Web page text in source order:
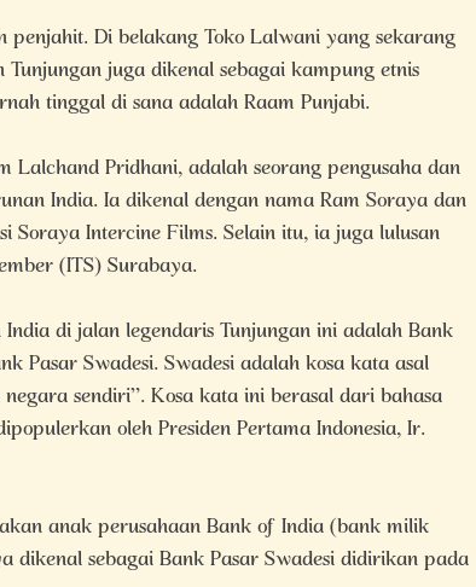
Di belakang Toko Lalwani yang sekarang
juga dikenal sebagai kampung etnis
tinggal di sana adalah Raam Punjabi.
Lalchand Pridhani, adalah seorang pengusaha dan
India. Ia dikenal dengan nama Ram Soraya dan
Intercine Films. Selain itu, ia juga lulusan
(ITS) Surabaya.
di jalan legendaris Tunjungan ini adalah Bank
Pasar Swadesi. Swadesi adalah kosa kata asal
sendiri”. Kosa kata ini berasal dari bahasa
oleh Presiden Pertama Indonesia, Ir.
anak perusahaan Bank of India (bank milik
dikenal sebagai Bank Pasar Swadesi didirikan pada